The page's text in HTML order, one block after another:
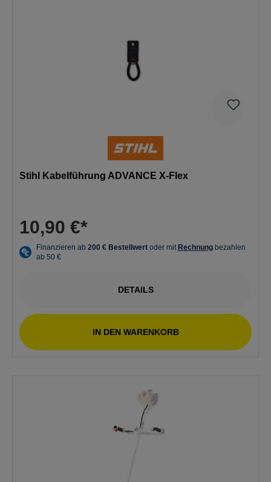
Stihl Kabelführung ADVANCE X-Flex
10,90 €*
DETAILS
IN DEN WARENKORB